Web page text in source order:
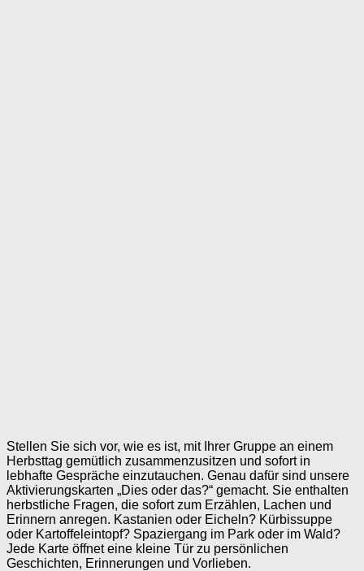
Stellen Sie sich vor, wie es ist, mit Ihrer Gruppe an einem
Herbsttag gemütlich zusammenzusitzen und sofort in
lebhafte Gespräche einzutauchen. Genau dafür sind unsere
Aktivierungskarten „Dies oder das?“ gemacht. Sie enthalten
herbstliche Fragen, die sofort zum Erzählen, Lachen und
Erinnern anregen. Kastanien oder Eicheln? Kürbissuppe
oder Kartoffeleintopf? Spaziergang im Park oder im Wald?
Jede Karte öffnet eine kleine Tür zu persönlichen
Geschichten, Erinnerungen und Vorlieben.